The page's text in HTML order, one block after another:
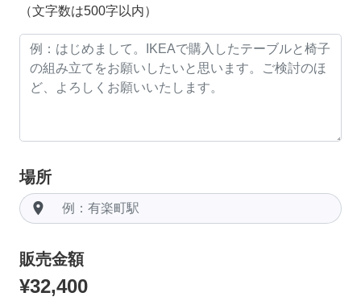
（文字数は500字以内）
場所
room
販売金額
¥32,400